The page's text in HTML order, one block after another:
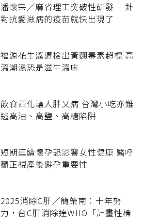
潘懷宗／麻省理工突破性研發 一針
對抗愛滋病的疫苗就快出現了
福源花生醬遭檢出黃麴毒素超標 高
溫潮濕恐是滋生溫床
飲食西化讓人胖又病 台灣小吃亦難
逃高油、高鹽、高糖陷阱
短期連續懷孕恐影響女性健康 醫呼
籲正視產後避孕重要性
2025消除C肝／簡榮南：十年努
力，台C肝消除達WHO「計畫性標